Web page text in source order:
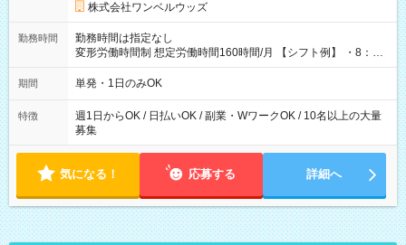
株式会社ワンベルウッズ
勤務時間
勤務時間は指定なし
変形労働時間制 想定労働時間160時間/月 【シフト例】 ・8：00
～21：00
期間 単発・1日のみOK
特徴
週1日からOK / 日払いOK / 副業・WワークOK / 10名以上の大量
募集
気になる！ 応募する 詳細へ